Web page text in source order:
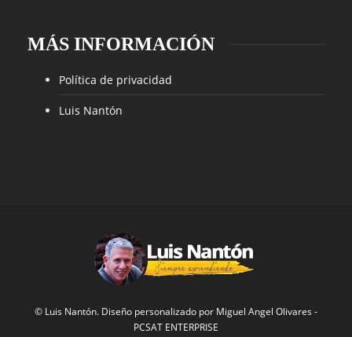
MÁS INFORMACIÓN
Política de privacidad
Luis Nantón
© Luis Nantón. Diseño personalizado por Miguel Angel Olivares -
PCSAT ENTERPRISE